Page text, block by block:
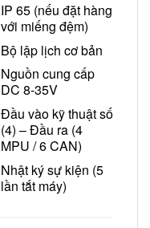
IP 65 (nếu đặt hàng
với miếng đệm)
Bộ lập lịch cơ bản
Nguồn cung cấp
DC 8‐35V
Đầu vào kỹ thuật số
(4) – Đầu ra (4
MPU / 6 CAN)
Nhật ký sự kiện (5
lần tắt máy)